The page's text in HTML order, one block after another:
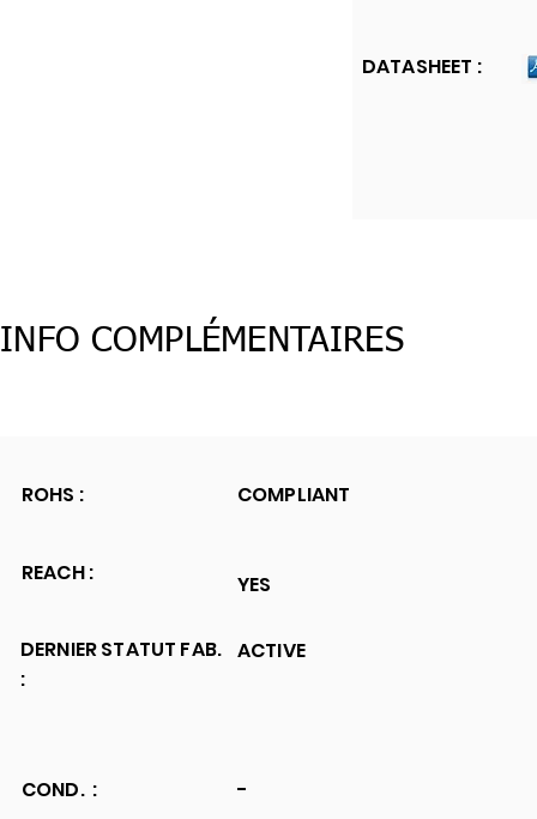
DATASHEET :
INFO COMPLÉMENTAIRES
ROHS : COMPLIANT
REACH :
DERNIER STATUT FAB.
:
YES
ACTIVE
COND. : -